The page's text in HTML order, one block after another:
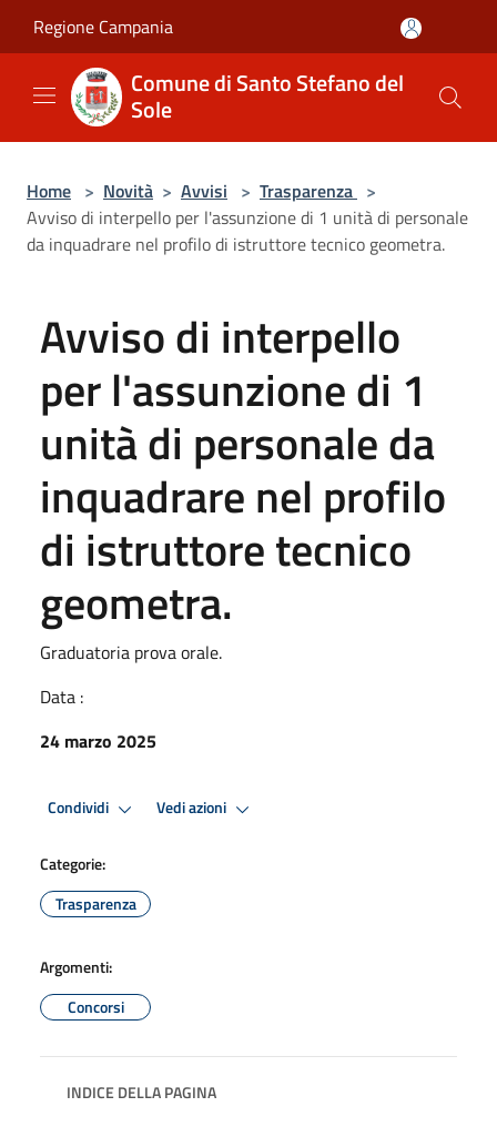
Regione Campania
Comune di Santo Stefano del
Sole
Home > Novità > Avvisi > Trasparenza >
Avviso di interpello per l'assunzione di 1 unità di personale
da inquadrare nel profilo di istruttore tecnico geometra.
Avviso di interpello
per l'assunzione di 1
unità di personale da
inquadrare nel profilo
di istruttore tecnico
geometra.
Graduatoria prova orale.
Data :
24 marzo 2025
Condividi Vedi azioni
Categorie:
Trasparenza
Argomenti:
Concorsi
INDICE DELLA PAGINA